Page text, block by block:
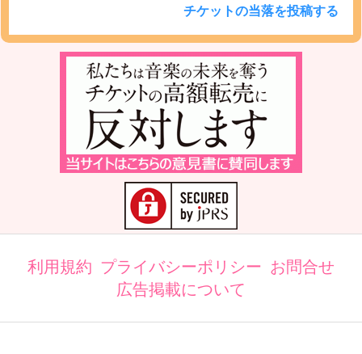
チケットの当落を投稿する
利用規約 プライバシーポリシー お問合せ
広告掲載について